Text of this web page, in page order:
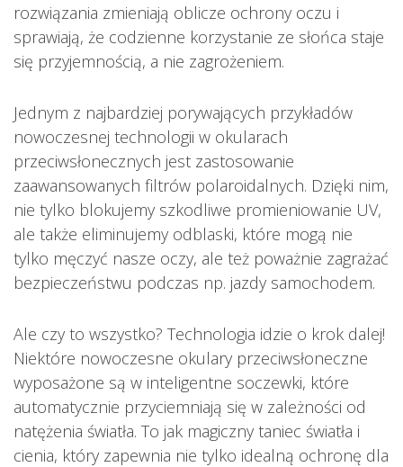
rozwiązania zmieniają oblicze ochrony oczu i
sprawiają, że codzienne korzystanie ze słońca staje
się przyjemnością, a nie zagrożeniem.
Jednym z najbardziej porywających przykładów
nowoczesnej technologii w okularach
przeciwsłonecznych jest zastosowanie
zaawansowanych filtrów polaroidalnych. Dzięki nim,
nie tylko blokujemy szkodliwe promieniowanie UV,
ale także eliminujemy odblaski, które mogą nie
tylko męczyć nasze oczy, ale też poważnie zagrażać
bezpieczeństwu podczas np. jazdy samochodem.
Ale czy to wszystko? Technologia idzie o krok dalej!
Niektóre nowoczesne okulary przeciwsłoneczne
wyposażone są w inteligentne soczewki, które
automatycznie przyciemniają się w zależności od
natężenia światła. To jak magiczny taniec światła i
cienia, który zapewnia nie tylko idealną ochronę dla